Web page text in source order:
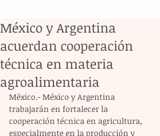
México y Argentina
acuerdan cooperación
técnica en materia
agroalimentaria
México.- México y Argentina
trabajarán en fortalecer la
cooperación técnica en agricultura,
especialmente en la producción y